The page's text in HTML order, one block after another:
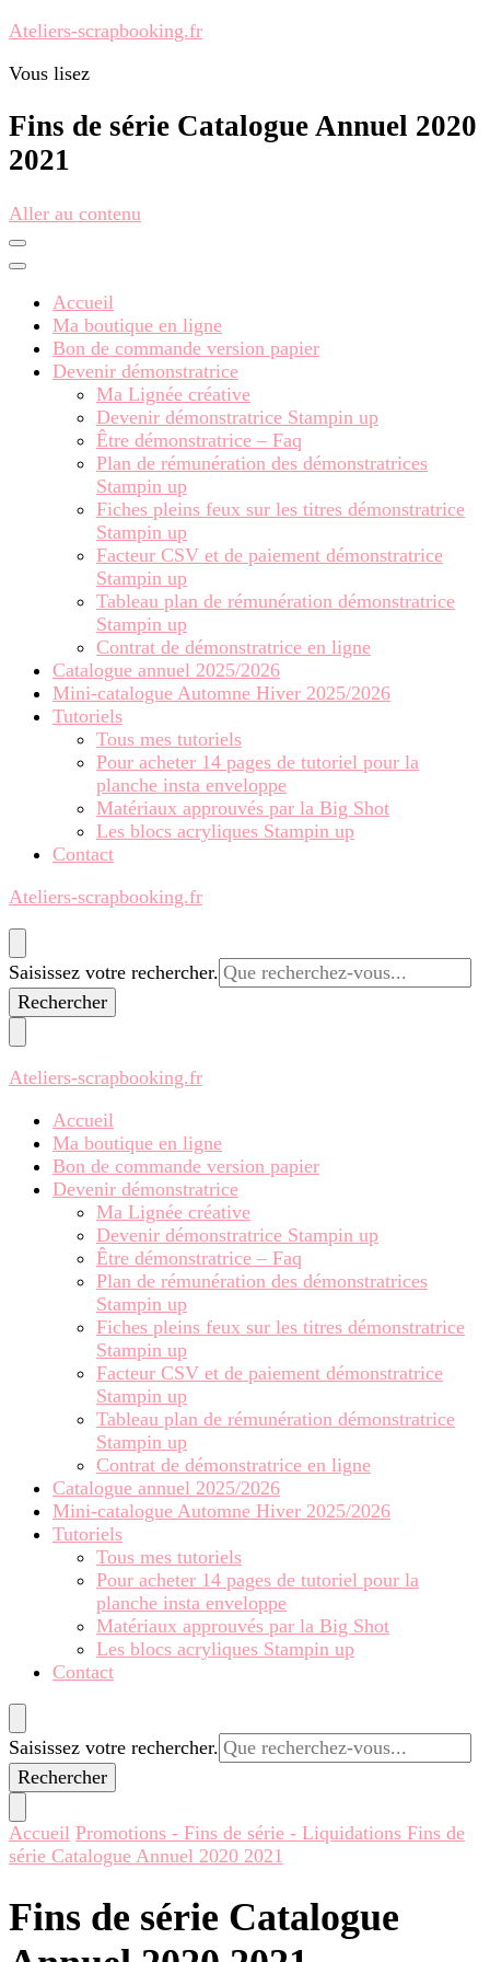
Ateliers-scrapbooking.fr
Vous lisez
Fins de série Catalogue Annuel 2020
2021
Aller au contenu
Accueil
Ma boutique en ligne
Bon de commande version papier
Devenir démonstratrice
Ma Lignée créative
Devenir démonstratrice Stampin up
Être démonstratrice – Faq
Plan de rémunération des démonstratrices
Stampin up
Fiches pleins feux sur les titres démonstratrice
Stampin up
Facteur CSV et de paiement démonstratrice
Stampin up
Tableau plan de rémunération démonstratrice
Stampin up
Contrat de démonstratrice en ligne
Catalogue annuel 2025/2026
Mini-catalogue Automne Hiver 2025/2026
Tutoriels
Tous mes tutoriels
Pour acheter 14 pages de tutoriel pour la
planche insta enveloppe
Matériaux approuvés par la Big Shot
Les blocs acryliques Stampin up
Contact
Ateliers-scrapbooking.fr
Vous
recherchiez
quelque
Saisissez votre rechercher.
Ateliers-scrapbooking.fr
Accueil
Ma boutique en ligne
Bon de commande version papier
Devenir démonstratrice
Ma Lignée créative
Devenir démonstratrice Stampin up
Être démonstratrice – Faq
Plan de rémunération des démonstratrices
Stampin up
Fiches pleins feux sur les titres démonstratrice
Stampin up
Facteur CSV et de paiement démonstratrice
Stampin up
Tableau plan de rémunération démonstratrice
Stampin up
Contrat de démonstratrice en ligne
Catalogue annuel 2025/2026
Mini-catalogue Automne Hiver 2025/2026
Tutoriels
Tous mes tutoriels
Pour acheter 14 pages de tutoriel pour la
planche insta enveloppe
Matériaux approuvés par la Big Shot
Les blocs acryliques Stampin up
Contact
Vous
recherchiez
quelque
Saisissez votre rechercher.
Accueil Promotions - Fins de série - Liquidations Fins de
série Catalogue Annuel 2020 2021
Fins de série Catalogue